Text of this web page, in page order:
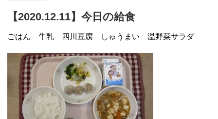
【2020.12.11】今日の給食
ごはん 牛乳 四川豆腐 しゅうまい 温野菜サラダ